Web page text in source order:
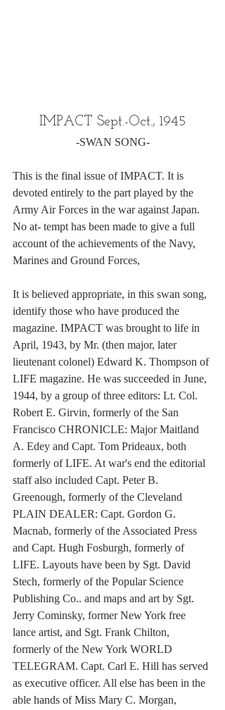
IMPACT Sept.-Oct., 1945
-SWAN SONG-
This is the final issue of IMPACT. It is
devoted entirely to the part played by the
Army Air Forces in the war against Japan.
No at- tempt has been made to give a full
account of the achievements of the Navy,
Marines and Ground Forces,
It is believed appropriate, in this swan song,
identify those who have produced the
magazine. IMPACT was brought to life in
April, 1943, by Mr. (then major, later
lieutenant colonel) Edward K. Thompson of
LIFE magazine. He was succeeded in June,
1944, by a group of three editors: Lt. Col.
Robert E. Girvin, formerly of the San
Francisco CHRONICLE: Major Maitland
A. Edey and Capt. Tom Prideaux, both
formerly of LIFE. At war's end the editorial
staff also included Capt. Peter B.
Greenough, formerly of the Cleveland
PLAIN DEALER: Capt. Gordon G.
Macnab, formerly of the Associated Press
and Capt. Hugh Fosburgh, formerly of
LIFE. Layouts have been by Sgt. David
Stech, formerly of the Popular Science
Publishing Co.. and maps and art by Sgt.
Jerry Cominsky, former New York free
lance artist, and Sgt. Frank Chilton,
formerly of the New York WORLD
TELEGRAM. Capt. Carl E. Hill has served
as executive officer. All else has been in the
able hands of Miss Mary C. Morgan,